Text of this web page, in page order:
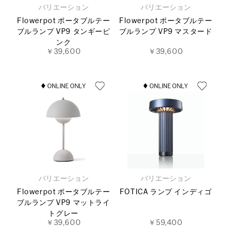
バリエーション
Flowerpot ポータブルテー
ブルランプ VP9 タンギーピ
ンク
￥39,600
バリエーション
Flowerpot ポータブルテー
ブルランプ VP9 マスタード
￥39,600
バリエーション
Flowerpot ポータブルテー
ブルランプ VP9 マットライ
トグレー
￥39,600
バリエーション
FOTICA ランプ インディゴ
￥59,400